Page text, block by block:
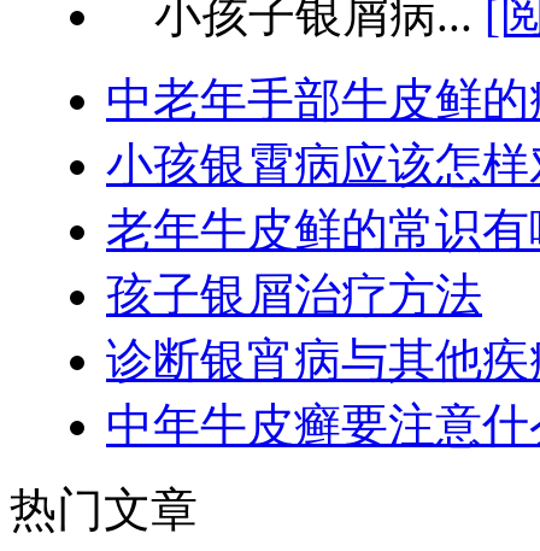
小孩子银屑病... [
中老年手部牛皮鲜
小孩银霄病应该怎
老年牛皮鲜的常识
孩子银屑治疗方法
诊断银宵病与其他
中年牛皮癣要注意什
热门文章